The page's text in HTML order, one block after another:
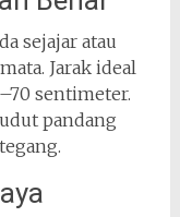
sejajar atau
Jarak ideal
sentimeter.
pandang